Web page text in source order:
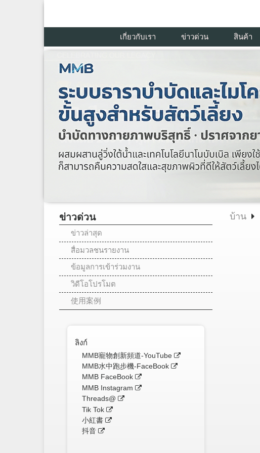
เกี่ยวกับเรา ข่าวด่วน สินค้า
ข่าวด่วน
ข่าวล่าสุด
สื่อมวลชนรายงาน
ข้อมูลการเข้าร่วมงาน
วิดีโอโปรโมต
使用案例
ลิงก์
MMB寵物創新頻道-YouTube
MMB水中跑步機-FaceBook
MMB FaceBook
MMB Instagram
Threads@
Tik Tok
小紅書
抖音
บ้าน